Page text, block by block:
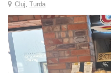
Cluj, Turda